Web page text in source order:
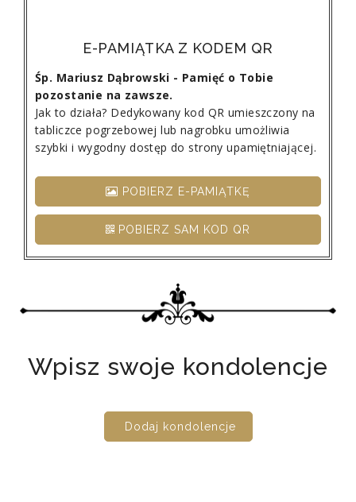
E-PAMIĄTKA Z KODEM QR
Śp. Mariusz Dąbrowski - Pamięć o Tobie
pozostanie na zawsze.
Jak to działa? Dedykowany kod QR umieszczony na
tabliczce pogrzebowej lub nagrobku umożliwia
szybki i wygodny dostęp do strony upamiętniającej.
POBIERZ E-PAMIĄTKĘ
POBIERZ SAM KOD QR
Wpisz swoje kondolencje
Dodaj kondolencje